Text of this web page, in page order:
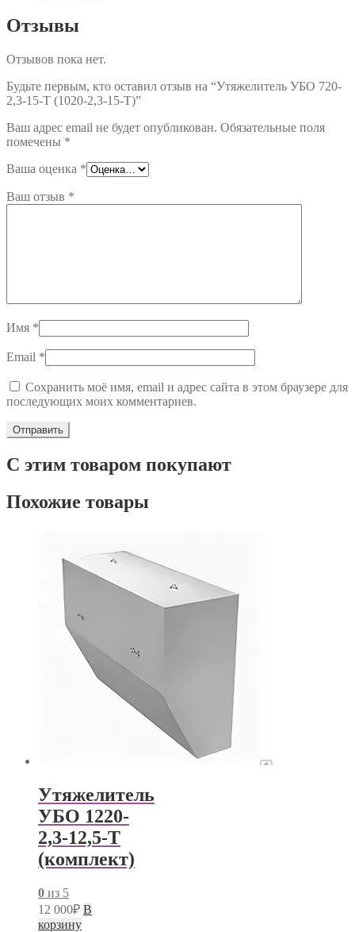
15-
Т
2,3-
Т)
Отзывы
Отзывов пока нет.
Будьте первым, кто оставил отзыв на “Утяжелитель УБО 720-
2,3-15-Т (1020-2,3-15-Т)”
Ваш адрес email не будет опубликован. Обязательные поля
помечены *
Ваша оценка *
Ваш отзыв *
Имя *
Email *
Сохранить моё имя, email и адрес сайта в этом браузере для
последующих моих комментариев.
С этим товаром покупают
Похожие товары
Утяжелитель
УБО 1220-
2,3-12,5-Т
(комплект)
0 из 5
12 000₽ В
корзину